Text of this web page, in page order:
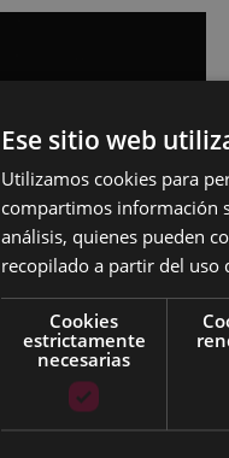
15 KB| Visualizar
Ese sitio web
Utilizamos cookies para
compartimos información
análisis, quienes pueden
recopilado a partir del uso
Cookies
estrictamente
necesarias